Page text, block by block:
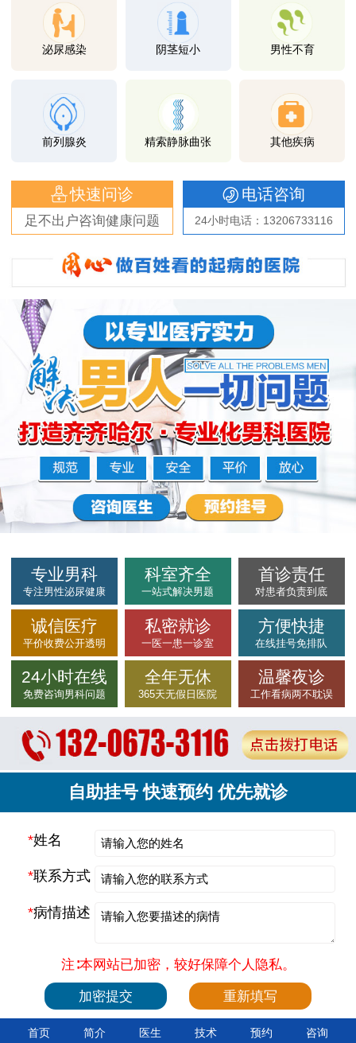
泌尿感染 阴茎短小 男性不育
前列腺炎 精索静脉曲张 其他疾病
快速问诊
足不出户咨询健康问题
电话咨询
24小时电话：13206733116
专业男科
专注男性泌尿健康
科室齐全
一站式解决男题
首诊责任
对患者负责到底
诚信医疗
平价收费公开透明
私密就诊
一医一患一诊室
方便快捷
在线挂号免排队
24小时在线
免费咨询男科问题
全年无休
365天无假日医院
温馨夜诊
工作看病两不耽误
自助挂号 快速预约 优先就诊
*姓名
*联系方式
*病情描述
注∶本网站已加密，较好保障个人隐私。
首页 简介 医生 技术 预约 咨询